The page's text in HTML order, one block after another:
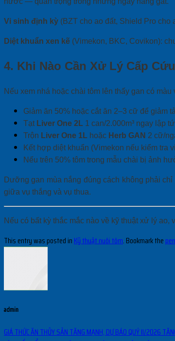
Vi sinh định kỳ (BZT cho ao đất, Shield Pro
Diệt khuẩn xen kẽ (Vimekon, BKC, Covikon):
4. Khi Nào Cần Xử Lý Cấp
Nếu xem nhá hoặc chài tôm lên thấy gan có
Giảm ăn 50% hoặc cắt ăn 2–3 cữ để giảm
Tạt Liver One 2L 1 can/2.000m³ ngay lập
Trộn Liver One 1L hoặc Herb GAN 2 cữ/
Kết hợp diệt khuẩn (Vimekon nếu kiểm
Nếu trên 50% tôm trong mẫu chài bị ảnh
Dưỡng gan mùa nắng đúng cách không phải
giữa vụ thắng và vụ thua.
Nếu có bất kỳ thắc mắc nào về kỹ thuật xử lý ao,
This entry was posted inKỹ thuật nuôi tôm. Bookmark the
admin
GIÁ THỨC ĂN THỦY SẢN TĂNG MẠNH, DỰ BÁO QUÝ II/2026